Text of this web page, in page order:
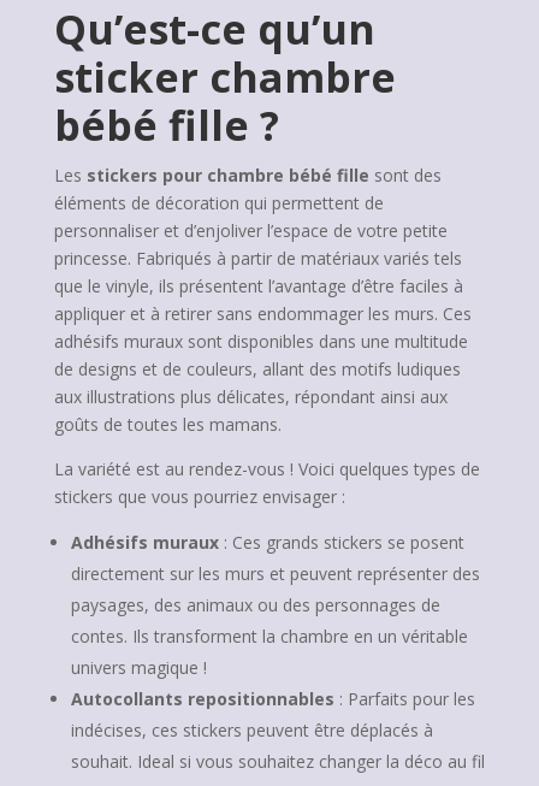
Qu’est-ce qu’un
sticker chambre
bébé fille ?
Les stickers pour chambre bébé fille sont des
éléments de décoration qui permettent de
personnaliser et d’enjoliver l’espace de votre petite
princesse. Fabriqués à partir de matériaux variés tels
que le vinyle, ils présentent l’avantage d’être faciles à
appliquer et à retirer sans endommager les murs. Ces
adhésifs muraux sont disponibles dans une multitude
de designs et de couleurs, allant des motifs ludiques
aux illustrations plus délicates, répondant ainsi aux
goûts de toutes les mamans.
La variété est au rendez-vous ! Voici quelques types de
stickers que vous pourriez envisager :
Adhésifs muraux: Ces grands stickers se posent
directement sur les murs et peuvent représenter des
paysages, des animaux ou des personnages de
contes. Ils transforment la chambre en un véritable
univers magique !
Autocollants repositionnables : Parfaits pour les
indécises, ces stickers peuvent être déplacés à
souhait. Ideal si vous souhaitez changer la déco au fil